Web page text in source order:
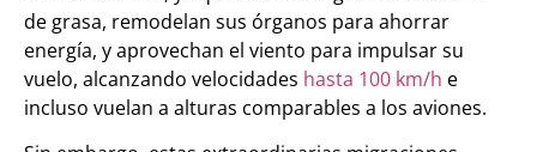
de grasa, remodelan sus órganos para ahorrar
energía, y aprovechan el viento para impulsar su
vuelo, alcanzando velocidades hasta 100 km/h e
incluso vuelan a alturas comparables a los aviones.